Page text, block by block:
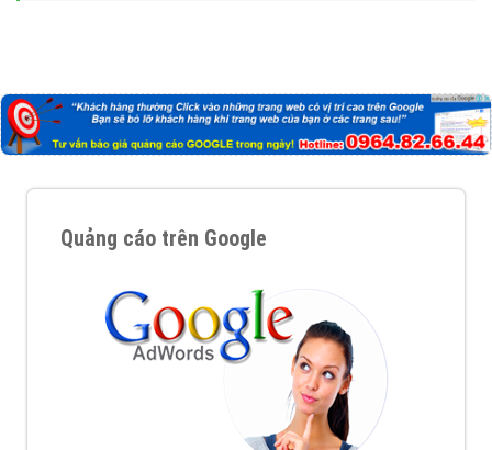
Quảng cáo trên Google